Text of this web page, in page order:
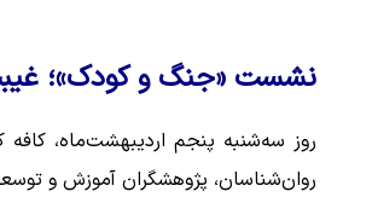
نشست «جنگ و کودک»؛
روز سه‌شنبه پنجم اردیبهشت‌ماه،
روان‌شناسان، پژوهشگران آموزش و